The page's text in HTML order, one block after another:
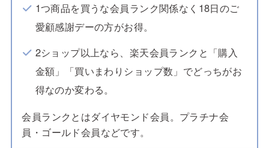
1つ商品を買うな会員ランク関係なく18日のご
愛顧感謝デーの方がお得。
2ショップ以上なら、楽天会員ランクと「購入
金額」「買いまわりショップ数」でどっちがお
得なのか変わる。
会員ランクとはダイヤモンド会員。プラチナ会
員・ゴールド会員などです。